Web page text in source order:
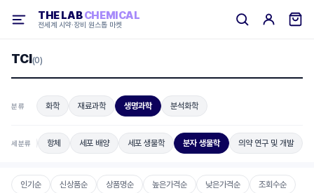
THE LABCHEMICAL
전세계 시약·장비 원스톱 마켓
TCI(0)
분류 화학 재료과학 생명과학 분석화학
세분류
학 시약 항체 세포 배양 세포 생물학 분자 생물학 의약 연구 및 개발
인기순 신상품순 상품명순 높은가격순 낮은가격순 조회수순